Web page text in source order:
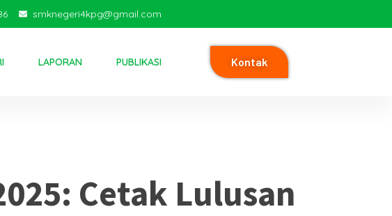
smknegeri4kpg@gmail.com
LAPORAN PUBLIKASI Kontak
Cetak Lulusan